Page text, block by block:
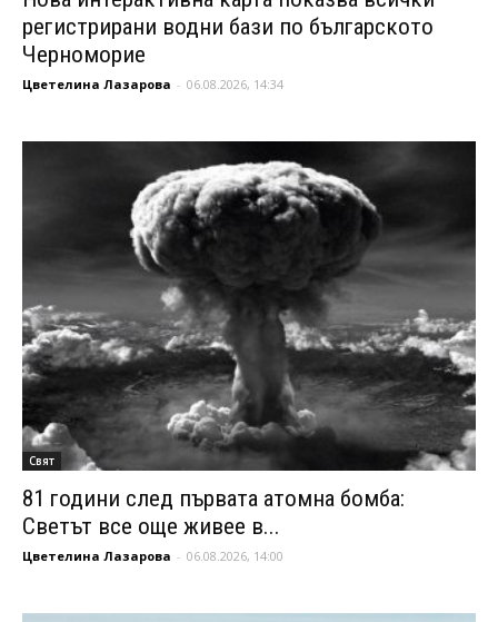
регистрирани водни бази по българското
Черноморие
Цветелина Лазарова - 06.08.2026, 14:34
Свят
81 години след първата атомна бомба:
Светът все още живее в...
Цветелина Лазарова - 06.08.2026, 14:00